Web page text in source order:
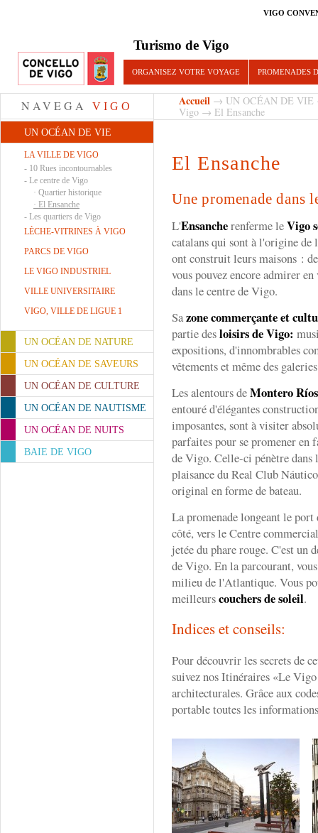
VIGO
Turismo de Vigo
ORGANISEZ VOTRE VOYAGE PROMENADES
NAVEGA VIGO
UN OCÉAN DE VIE
LA VILLE DE VIGO
- 10 Rues incontournables
- Le centre de Vigo
· Quartier historique
· El Ensanche
- Les quartiers de Vigo
LÈCHE-VITRINES À VIGO
PARCS DE VIGO
LE VIGO INDUSTRIEL
VILLE UNIVERSITAIRE
VIGO, VILLE DE LIGUE 1
UN OCÉAN DE NATURE
UN OCÉAN DE SAVEURS
UN OCÉAN DE CULTURE
UN OCÉAN DE NAUTISME
UN OCÉAN DE NUITS
BAIE DE VIGO
Accueil → UN OCÉAN DE VIE
Vigo → El Ensanche
El Ensanche
Une promenade dans
L'Ensancherenferme leVigo
catalans qui sont à l'origine
ont construit leurs maisons :
vous pouvez encore admirer
dans le centre de Vigo.
Sazone commerçante et
partie desloisirs de Vigo:
expositions, d'innombrables
vêtements et même des
Les alentours deMontero Ríos
entouré d'élégantes
imposantes, sont à visiter
parfaites pour se promener
de Vigo. Celle-ci pénètre dans
plaisance du Real Club
original en forme de bateau.
La promenade longeant le port
côté, vers le Centre
jetée du phare rouge. C'est un
de Vigo. En la parcourant,
milieu de l'Atlantique. Vous
meilleurscouchers de soleil.
Indices et conseils:
Pour découvrir les secrets de
suivez nos Itinéraires «Le
architecturales. Grâce aux
portable toutes les